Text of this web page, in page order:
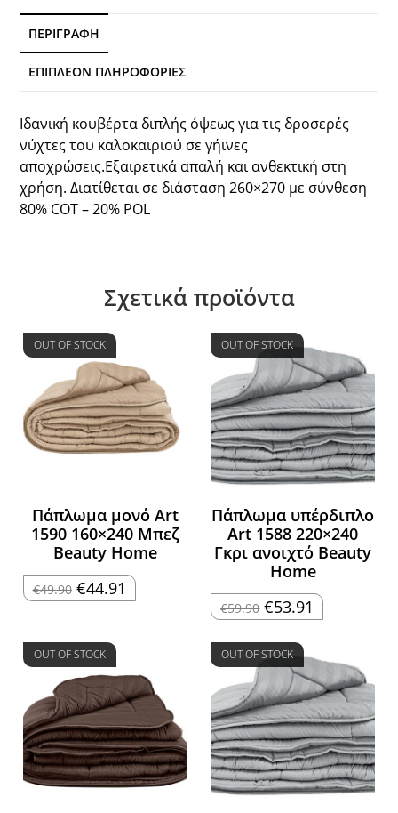
Άμμου
Beauty
Home
ποσότητα
ΠΕΡΙΓΡΑΦΉ
ΕΠΙΠΛΈΟΝ ΠΛΗΡΟΦΟΡΊΕΣ
Ιδανική κουβέρτα διπλής όψεως για τις δροσερές
νύχτες του καλοκαιριού σε γήινες
αποχρώσεις.Εξαιρετικά απαλή και ανθεκτική στη
χρήση. Διατίθεται σε διάσταση 260×270 με σύνθεση
80% COT – 20% POL
Σχετικά προϊόντα
OUT OF STOCK
Πάπλωμα μονό Art
1590 160×240 Μπεζ
Beauty Home
€49.90 Original
price
€44.91 Η
τρέχουσα
OUT OF STOCK
Πάπλωμα υπέρδιπλο
Art 1588 220×240
Γκρι ανοιχτό Beauty
Home
€59.90 Original
price
€59.90.
€53.91 Η
τρέχουσα
€53.91.
OUT OF STOCK OUT OF STOCK